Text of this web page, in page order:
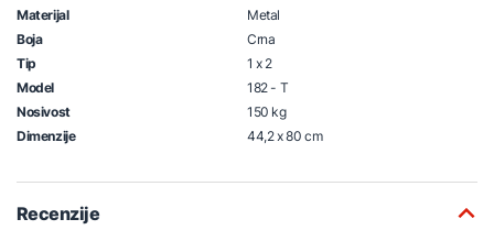
Materijal
Metal
Boja
Crna
Tip
1 x 2
Model
182 - T
Nosivost
150 kg
Dimenzije
44,2 x 80 cm
Recenzije